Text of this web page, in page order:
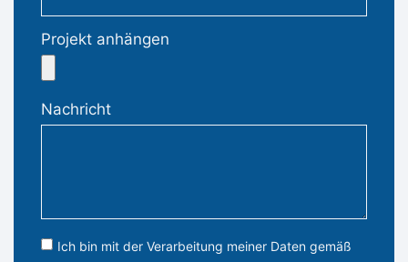
Projekt anhängen
Nachricht
Ich bin mit der Verarbeitung meiner Daten gemäß